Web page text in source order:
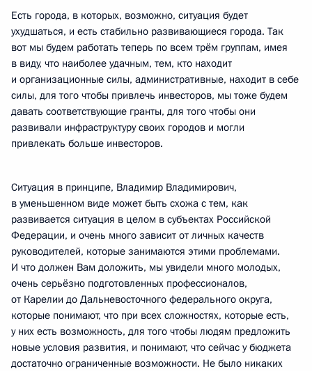
Есть города, в которых, возможно, ситуация будет
ухудшаться, и есть стабильно развивающиеся города. Так
вот мы будем работать теперь по всем трём группам, имея
в виду, что наиболее удачным, тем, кто находит
и организационные силы, административные, находит в себе
силы, для того чтобы привлечь инвесторов, мы тоже будем
давать соответствующие гранты, для того чтобы они
развивали инфраструктуру своих городов и могли
привлекать больше инвесторов.
Ситуация в принципе, Владимир Владимирович,
в уменьшенном виде может быть схожа с тем, как
развивается ситуация в целом в субъектах Российской
Федерации, и очень много зависит от личных качеств
руководителей, которые занимаются этими проблемами.
И что должен Вам доложить, мы увидели много молодых,
очень серьёзно подготовленных профессионалов,
от Карелии до Дальневосточного федерального округа,
которые понимают, что при всех сложностях, которые есть,
у них есть возможность, для того чтобы людям предложить
новые условия развития, и понимают, что сейчас у бюджета
достаточно ограниченные возможности. Не было никаких